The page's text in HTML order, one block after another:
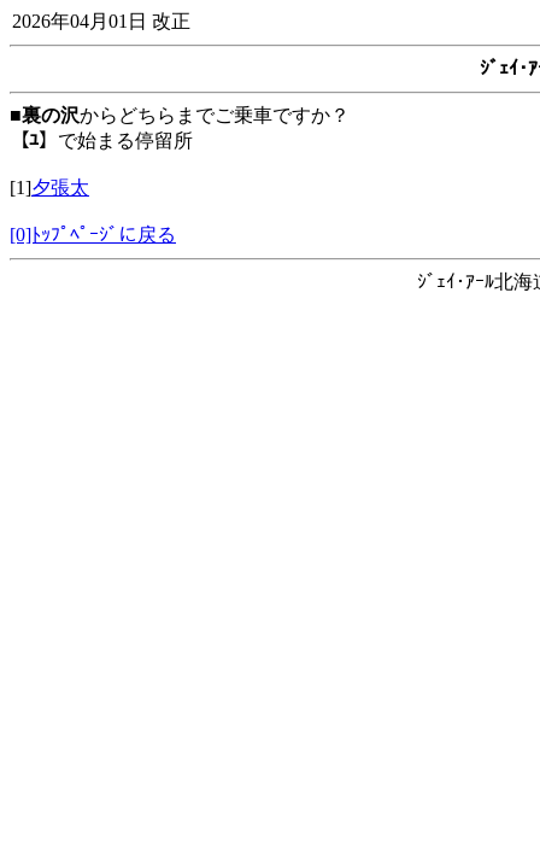
2026年04月01日 改正
ｼﾞｪｲ･
■裏の沢からどちらまでご乗車ですか？
【ﾕ】 で始まる停留所
[1]夕張太
[0]ﾄｯﾌﾟﾍﾟｰｼﾞに戻る
ｼﾞｪｲ･ｱｰﾙ北